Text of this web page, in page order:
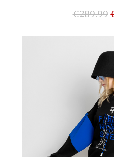
€289.99